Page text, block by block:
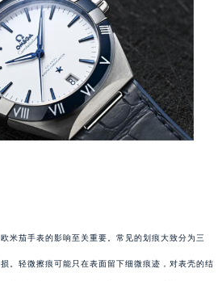
米茄手表的影响至关重要。常见的划痕大致分为三
。轻微擦痕可能只在表面留下细微痕迹，对表壳的结